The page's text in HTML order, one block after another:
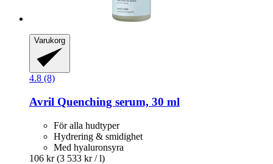
Varukorg
4.8 (8)
Avril Quenching serum, 30 ml
För alla hudtyper
Hydrering & smidighet
Med hyaluronsyra
106 kr (3 533 kr / l)